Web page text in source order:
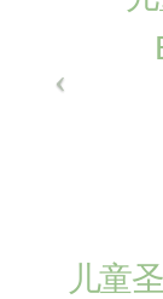
儿童